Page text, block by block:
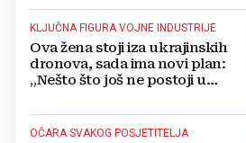
KLJUČNA FIGURA VOJNE INDUSTRIJE
Ova žena stoji iza ukrajinskih
dronova, sada ima novi plan:
„Nešto što još ne postoji u
OČARA SVAKOG POSJETITELJA